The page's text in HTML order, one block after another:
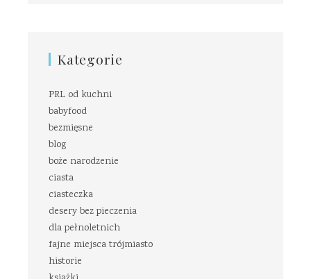
Kategorie
PRL od kuchni
babyfood
bezmięsne
blog
boże narodzenie
ciasta
ciasteczka
desery bez pieczenia
dla pełnoletnich
fajne miejsca trójmiasto
historie